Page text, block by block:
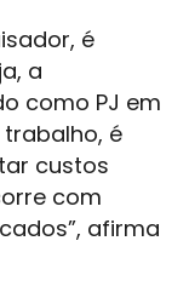
é
a
como PJ em
é
custos
com
afirma